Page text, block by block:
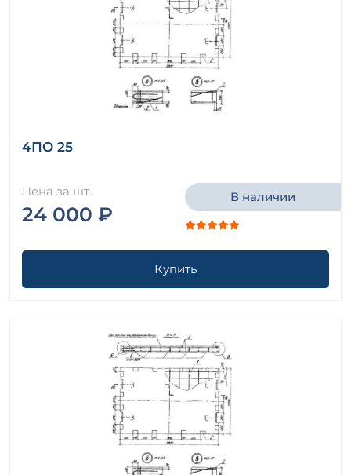
4ПО 25
Цена за шт.
24 000 ₽
В наличии
Купить